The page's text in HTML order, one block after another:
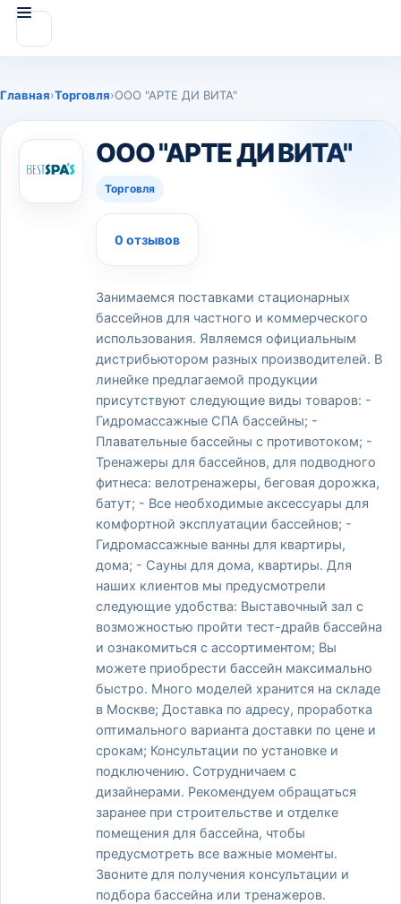
Главная›Торговля›ООО "АРТЕ ДИ ВИТА"
ООО "АРТЕ ДИ ВИТА"
Торговля
0 отзывов
Занимаемся поставками стационарных
бассейнов для частного и коммерческого
использования. Являемся официальным
дистрибьютором разных производителей. В
линейке предлагаемой продукции
присутствуют следующие виды товаров: -
Гидромассажные СПА бассейны; -
Плавательные бассейны с противотоком; -
Тренажеры для бассейнов, для подводного
фитнеса: велотренажеры, беговая дорожка,
батут; - Все необходимые аксессуары для
комфортной эксплуатации бассейнов; -
Гидромассажные ванны для квартиры,
дома; - Сауны для дома, квартиры. Для
наших клиентов мы предусмотрели
следующие удобства: Выставочный зал с
возможностью пройти тест-драйв бассейна
и ознакомиться с ассортиментом; Вы
можете приобрести бассейн максимально
быстро. Много моделей хранится на складе
в Москве; Доставка по адресу, проработка
оптимального варианта доставки по цене и
срокам; Консультации по установке и
подключению. Сотрудничаем с
дизайнерами. Рекомендуем обращаться
заранее при строительстве и отделке
помещения для бассейна, чтобы
предусмотреть все важные моменты.
Звоните для получения консультации и
подбора бассейна или тренажеров.